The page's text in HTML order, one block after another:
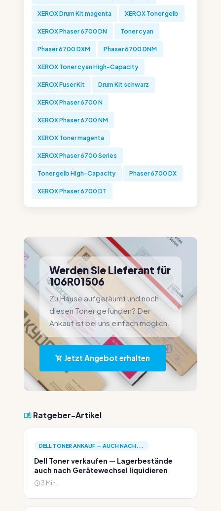
XEROX Drum Kit magenta XEROX Toner gelb
XEROX Phaser 6700 DN Toner cyan
Phaser 6700 DXM Phaser 6700 DNM
XEROX Toner cyan High-Capacity
XEROX Fuser Kit Drum Kit schwarz
XEROX Phaser 6700 N
XEROX Phaser 6700 NM
XEROX Toner magenta
XEROX Phaser 6700 Series
Toner gelb High-Capacity Phaser 6700 DX
XEROX Phaser 6700 DT
Werden Sie Lieferant für
106R01506
Zu Hause aufgeräumt und noch
diesen Toner gefunden? Der
Ankauf ist bei uns einfach möglich.
Jetzt Angebot erhalten
Ratgeber-Artikel
DELL TONER ANKAUF — AUCH NACH...
Dell Toner verkaufen — Lagerbestände
auch nach Gerätewechsel liquidieren
3 Min.